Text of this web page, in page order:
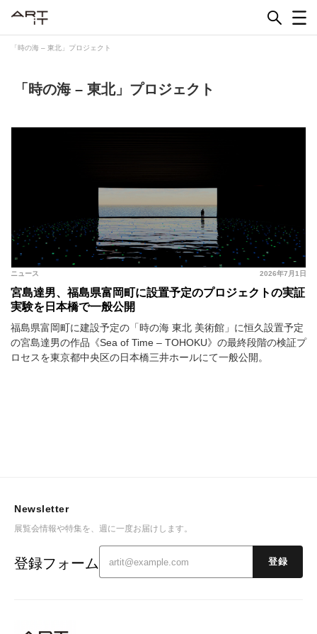
「時の海 – 東北」プロジェクト
「時の海 – 東北」プロジェクト
2026年7月1日
ニュース
宮島達男、福島県富岡町に設置予定のプロジェクトの実証
実験を日本橋で一般公開
福島県富岡町に建設予定の「時の海 東北 美術館」に恒久設置予定
の宮島達男の作品《Sea of Time – TOHOKU》の最終段階の検証プ
ロセスを東京都中央区の日本橋三井ホールにて一般公開。
Newsletter
展覧会情報や特集を、週に一度お届けします。
登録フォーム 登録